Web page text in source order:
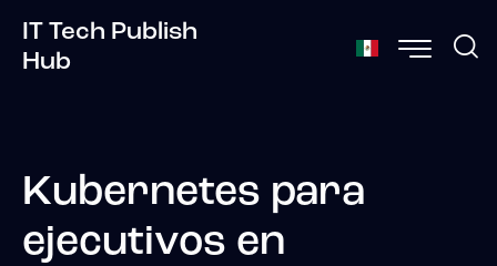
IT Tech Publish
Hub
Kubernetes para
ejecutivos en